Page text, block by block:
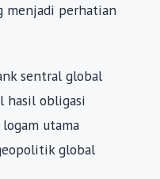
menjadi perhatian
sentral global
hasil obligasi
utama
global